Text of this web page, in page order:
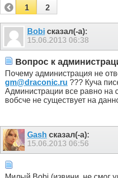
1 2
Bobi сказал(-а):
15.06.2013 06:38
Вопрос к
Почему администрация не
gm@draconic.ru ??? Куча
Администрации все равно на
вобсче не существует на
Gash сказал(-а):
15.06.2013 06:56